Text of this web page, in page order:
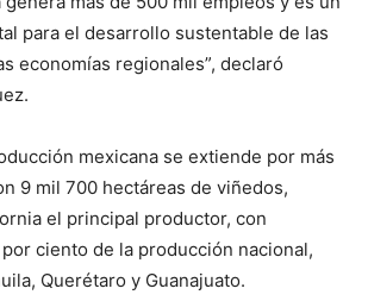
para el desarrollo sustentable de las
economías regionales”, declaró
mexicana se extiende por más
9 mil 700 hectáreas de viñedos,
el principal productor, con
ciento de la producción nacional,
Querétaro y Guanajuato.